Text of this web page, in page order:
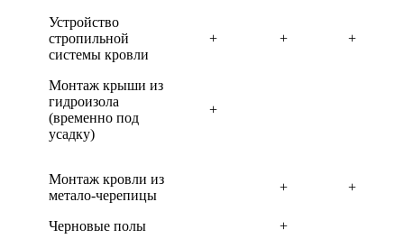
Устройство
стропильной
системы кровли
+ + +
Монтаж крыши из
гидроизола
(временно под
усадку)
+
Монтаж кровли из
метало-черепицы
+ +
Черновые полы
+